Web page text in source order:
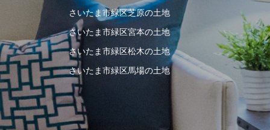
さいたま市緑区芝原の土地
さいたま市緑区宮本の土地
さいたま市緑区松木の土地
さいたま市緑区馬場の土地